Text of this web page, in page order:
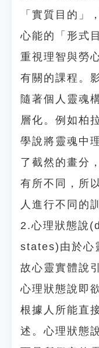
「實質目的」
心能的「形式
重視理智與勞
有關的課程。
隨著個人靈魂
層化。例如柏
學說將靈魂中
了截然的畫分
有所不同，所
人進行不同的
2.心理狀態說
states)由於心
故心靈實體說
心理狀態說即
根據人所能直
述。心理狀態